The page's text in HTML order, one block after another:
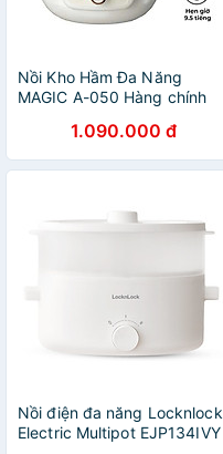
Nồi Kho Hầm Đa Năng
MAGIC A-050 Hàng chính
1.090.000 đ
Nồi điện đa năng Locknlock
Electric Multipot EJP134IVY